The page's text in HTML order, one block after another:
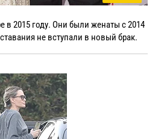
в 2015 году. Они были женаты с 2014
не вступали в новый брак.